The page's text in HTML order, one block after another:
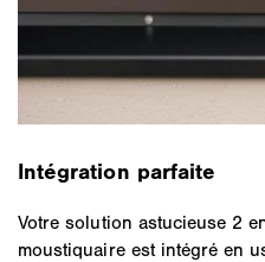
Intégration parfaite
Votre solution astucieuse 2
moustiquaire est intégré en